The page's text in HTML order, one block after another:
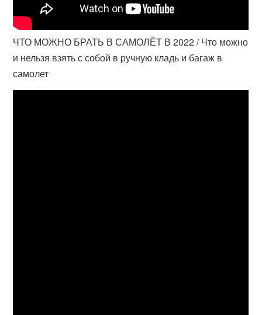
ЧТО МОЖНО БРАТЬ В САМОЛЁТ В 2022 / Что можно
и нельзя взять с собой в ручную кладь и багаж в
самолет